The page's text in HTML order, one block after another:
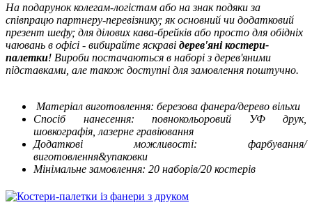
На подарунок колегам-логістам або на знак подяки за
співпрацю партнеру-перевізнику; як основний чи додатковий
презент шефу; для ділових кава-брейків або просто для обідніх
чаювань в офісі - вибирайте яскраві дерев'яні костери-
палетки! Вироби постачаються в наборі з дерев'яними
підставками, але також доступні для замовлення поштучно.
Матеріал виготовлення: березова фанера/дерево вільхи
Спосіб нанесення: повнокольоровий УФ друк,
шовкографія, лазерне гравіювання
Додаткові можливості: фарбування/
виготовлення&упаковки
Мінімальне замовлення: 20 наборів/20 костерів